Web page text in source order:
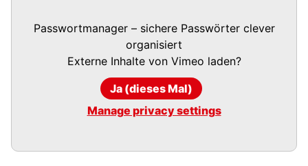
Passwortmanager – sichere Passwörter clever
organisiert
Externe Inhalte von Vimeo laden?
Ja (dieses Mal)
Manage privacy settings